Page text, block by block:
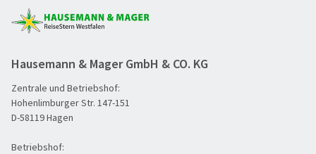
Hausemann & Mager GmbH & CO. KG
Zentrale und Betriebshof:
Hohenlimburger Str. 147-151
D-58119 Hagen
Betriebshof: